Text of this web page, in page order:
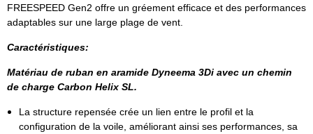
FREESPEED Gen2 offre un gréement efficace et des performances
adaptables sur une large plage de vent.
Caractéristiques:
Matériau de ruban en aramide Dyneema 3Di avec un chemin
de charge Carbon Helix SL.
La structure repensée crée un lien entre le profil et la
configuration de la voile, améliorant ainsi ses performances, sa